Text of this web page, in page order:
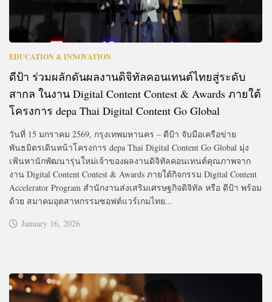
EDUCATION & INNOVATION
ดีป้า ร่วมผลักดันผลงานดิจิทัลคอนเทนต์ไทยสู่ระดับ
สากล ในงาน Digital Content Contest & Awards ภายใต้
โครงการ depa Thai Digital Content Go Global
วันที่ 15 มกราคม 2569, กรุงเทพมหานคร – ดีป้า จับมือเครือข่าย
พันธมิตรเดินหน้าโครงการ depa Thai Digital Content Go Global มุ่ง
เฟ้นหานักพัฒนารุ่นใหม่เจ้าของผลงานดิจิทัลคอนเทนต์คุณภาพจาก
งาน Digital Content Contest & Awards ภายใต้กิจกรรม Digital Content
Accelerator Program สำนักงานส่งเสริมเศรษฐกิจดิจิทัล หรือ ดีป้า พร้อม
ด้วย สมาคมอุตสาหกรรมซอฟต์แวร์เกมไทย...
January 16, 2026